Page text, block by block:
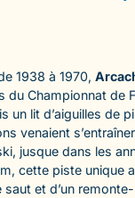
1938 à 1970,
du Championnat de
un lit d’aiguilles de
venaient
jusque dans les
cette piste unique
saut et d’un